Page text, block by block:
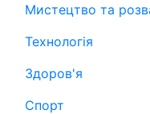
Мистецтво та
Технологія
Здоров'я
Спорт